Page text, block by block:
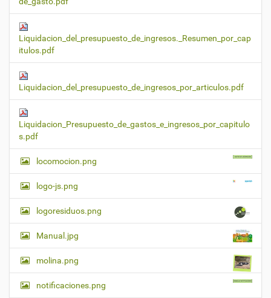
Liquidacion_del_presupuesto_de_ingresos._Resumen_por_cap
itulos.pdf
Liquidacion_del_presupuesto_de_ingresos_por_articulos.pdf
Liquidacion_Presupuesto_de_gastos_e_ingresos_por_capitulo
s.pdf
locomocion.png
logo-js.png
logoresiduos.png
Manual.jpg
molina.png
notificaciones.png